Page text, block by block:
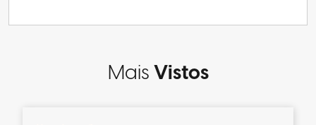
MaisVistos